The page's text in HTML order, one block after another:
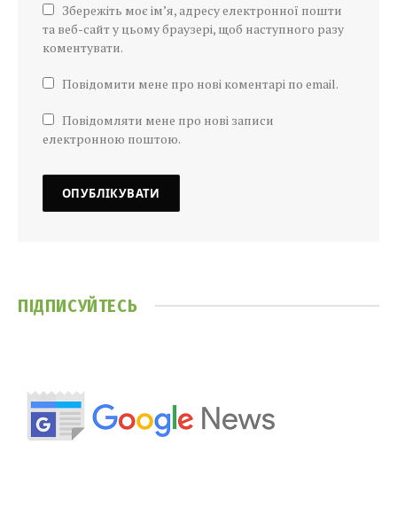
Збережіть моє ім’я, адресу електронної пошти
та веб-сайт у цьому браузері, щоб наступного разу
коментувати.
Повідомити мене про нові коментарі по email.
Повідомляти мене про нові записи
електронною поштою.
ПІДПИСУЙТЕСЬ